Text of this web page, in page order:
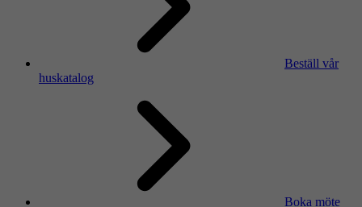
Beställ vår
huskatalog
Boka möte